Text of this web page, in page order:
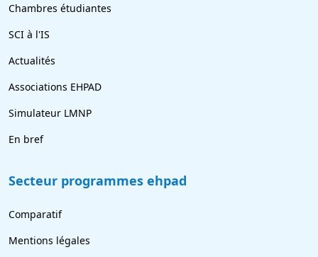
Chambres étudiantes
SCI à l'IS
Actualités
Associations EHPAD
Simulateur LMNP
En bref
Secteur programmes ehpad
Comparatif
Mentions légales